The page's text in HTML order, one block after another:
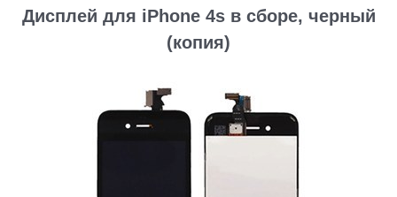
Дисплей для iPhone 4s в сборе, черный
(копия)